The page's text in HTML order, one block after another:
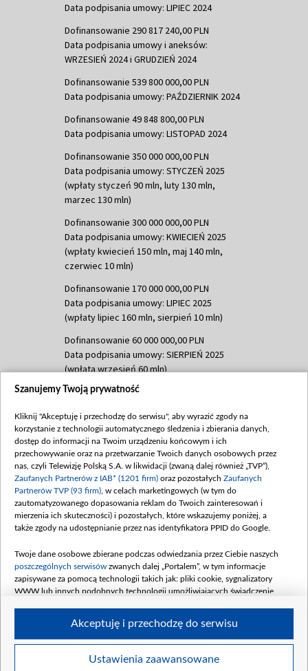
Data podpisania umowy: LIPIEC 2024
Dofinansowanie 290 817 240,00 PLN
Data podpisania umowy i aneksów:
WRZESIEŃ 2024 i GRUDZIEŃ 2024
Dofinansowanie 539 800 000,00 PLN
Data podpisania umowy: PAŹDZIERNIK 2024
Dofinansowanie 49 848 800,00 PLN
Data podpisania umowy: LISTOPAD 2024
Dofinansowanie 350 000 000,00 PLN
Data podpisania umowy: STYCZEŃ 2025
(wpłaty styczeń 90 mln, luty 130 mln,
marzec 130 mln)
Dofinansowanie 300 000 000,00 PLN
Data podpisania umowy: KWIECIEŃ 2025
(wpłaty kwiecień 150 mln, maj 140 mln,
czerwiec 10 mln)
Dofinansowanie 170 000 000,00 PLN
Data podpisania umowy: LIPIEC 2025
(wpłaty lipiec 160 mln, sierpień 10 mln)
Dofinansowanie 60 000 000,00 PLN
Data podpisania umowy: SIERPIEŃ 2025
(wpłata wrzesień 60 mln)
Dofinansowanie 635 783 051,21 PLN
(wpłata wrzesień 100 mln, październik 350
mln, listopad 265 mln)
Dofinansowanie 48 862 000,00 PLN
Data podpisania umowy: GRUDZIEŃ 2025
(wpłata grudzień 60,548 mln)
Dofinansowanie 900 000 000,00 PLN
Data podpisania umowy: LUTY 2026 (wpłata
kwiecień 180 mln, 7 maja 180 mln, 8
czerwca 90 mln)
Dofinansowanie 250 000 000,00 PLN
4 sierpnia 250 mln
Szanujemy Twoją prywatność
Kliknij "Akceptuję i przechodzę do serwisu", aby wyrazić zgody na
korzystanie z technologii automatycznego śledzenia i zbierania danych,
dostęp do informacji na Twoim urządzeniu końcowym i ich
przechowywanie oraz na przetwarzanie Twoich danych osobowych przez
nas, czyli Telewizję Polską S.A. w likwidacji (zwaną dalej również „TVP”),
Zaufanych Partnerów z IAB* (1201 firm) oraz pozostałych Zaufanych
Partnerów TVP (93 firm) , w celach marketingowych (w tym do
zautomatyzowanego dopasowania reklam do Twoich zainteresowań i
mierzenia ich skuteczności) i pozostałych, które wskazujemy poniżej, a
także zgody na udostępnianie przez nas identyfikatora PPID do Google.
Twoje dane osobowe zbierane podczas odwiedzania przez Ciebie naszych
poszczególnych serwisów zwanych dalej „Portalem”, w tym informacje
zapisywane za pomocą technologii takich jak: pliki cookie, sygnalizatory
WWW lub innych podobnych technologii umożliwiających świadczenie
Twoje dane osobowe zbierane podczas odwiedzania przez Ciebie
Ustawienia zaawansowane
Akceptuję i przechodzę do serwisu